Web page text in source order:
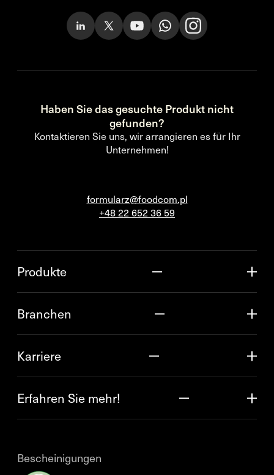
Haben Sie das gesuchte Produkt nicht
gefunden?
Kontaktieren Sie uns, wir arrangieren es für Ihr
Unternehmen!
formularz@foodcom.pl
+48 22 652 36 59
Produkte
Branchen
Karriere
Erfahren Sie mehr!
Bescheinigungen